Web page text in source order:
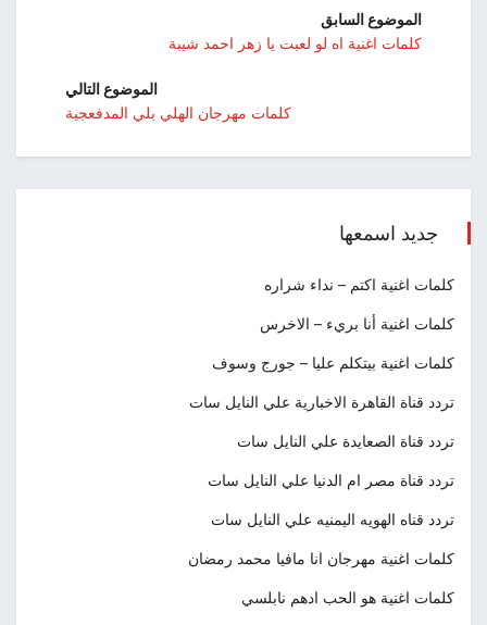
الموضوع السابق
كلمات اغنية اه لو لعبت يا زهر احمد شيبة
الموضوع التالي
كلمات مهرجان الهلي بلي المدفعجية
جديد اسمعها
كلمات اغنية اكتم – نداء شراره
كلمات اغنية أنا بريء – الاخرس
كلمات اغنية بيتكلم عليا – جورج وسوف
تردد قناة القاهرة الاخبارية علي النايل سات
تردد قناة الصعايدة علي النايل سات
تردد قناة مصر ام الدنيا علي النايل سات
تردد قناه الهويه اليمنيه علي النايل سات
كلمات اغنية مهرجان انا مافيا محمد رمضان
كلمات اغنية هو الحب ادهم نابلسي